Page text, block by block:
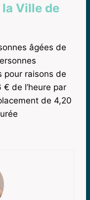
Ville de
âgées de
pour raisons de
de l’heure par
de 4,20